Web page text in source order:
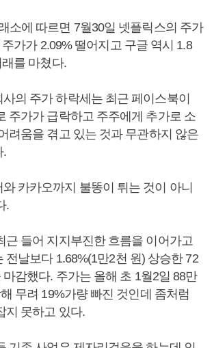
소에 따르면 7월30일 넷플릭스의 주가
가가 2.09% 떨어지고 구글 역시 1.8
를 마쳤다.
의 주가 하락세는 최근 페이스북이
주가가 급락하고 주주에게 추가로 소
려움을 겪고 있는 것과 무관하지 않은
.
카카오까지 불똥이 튀는 것이 아니
.
근 들어 지지부진한 흐름을 이어가고
전날보다 1.68%(1만2천 원) 상승한 72
마감했다. 주가는 올해 초 1월2일 88만
무려 19%가량 빠진 것인데 좀처럼
지 못하고 있다.